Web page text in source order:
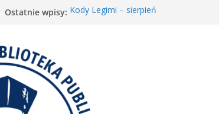
Ostatnie wpisy: Kody Legimi – sierpień